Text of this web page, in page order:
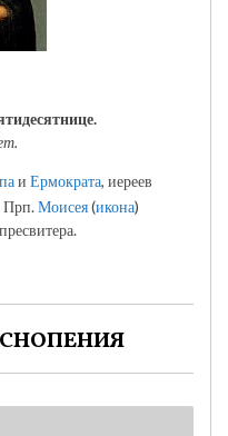
и Ермократа, иереев
Прп.Моисея(икона)
пресвитера.